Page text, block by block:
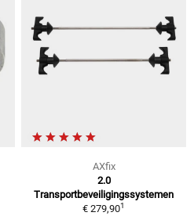
AXfix
2.0
Transportbeveiligingssystemen
€ 279,901